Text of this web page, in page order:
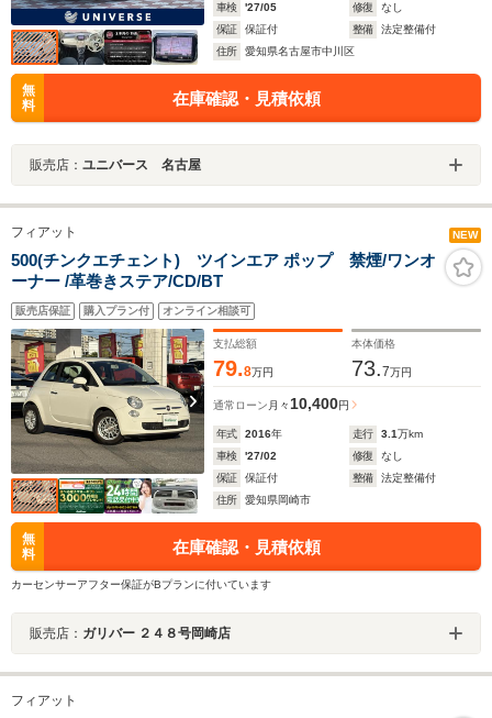
車検
'27/05 修復
なし
保証
保証付 整備
法定整備付
住所
愛知県名古屋市中川区
無
料
在庫確認・見積依頼
販売店： ユニバース 名古屋
フィアット NEW
500(チンクエチェント) ツインエア ポップ 禁煙/ワンオ
ーナー /革巻きステア/CD/BT
販売店保証 購入プラン付 オンライン相談可
支払総額
79.8万円
本体価格
73.7万円
通常ローン 月々10,400円
年式 2016年 走行 3.1万km
車検
'27/02 修復
なし
保証
保証付 整備
法定整備付
住所
愛知県岡崎市
無
料
在庫確認・見積依頼
カーセンサーアフター保証がBプランに付いています
販売店： ガリバー ２４８号岡崎店
フィアット